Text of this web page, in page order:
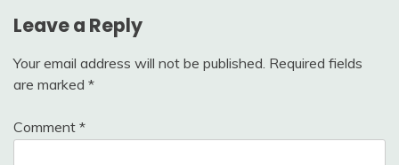
Leave a Reply
Your email address will not be published. Required fields
are marked *
Comment *